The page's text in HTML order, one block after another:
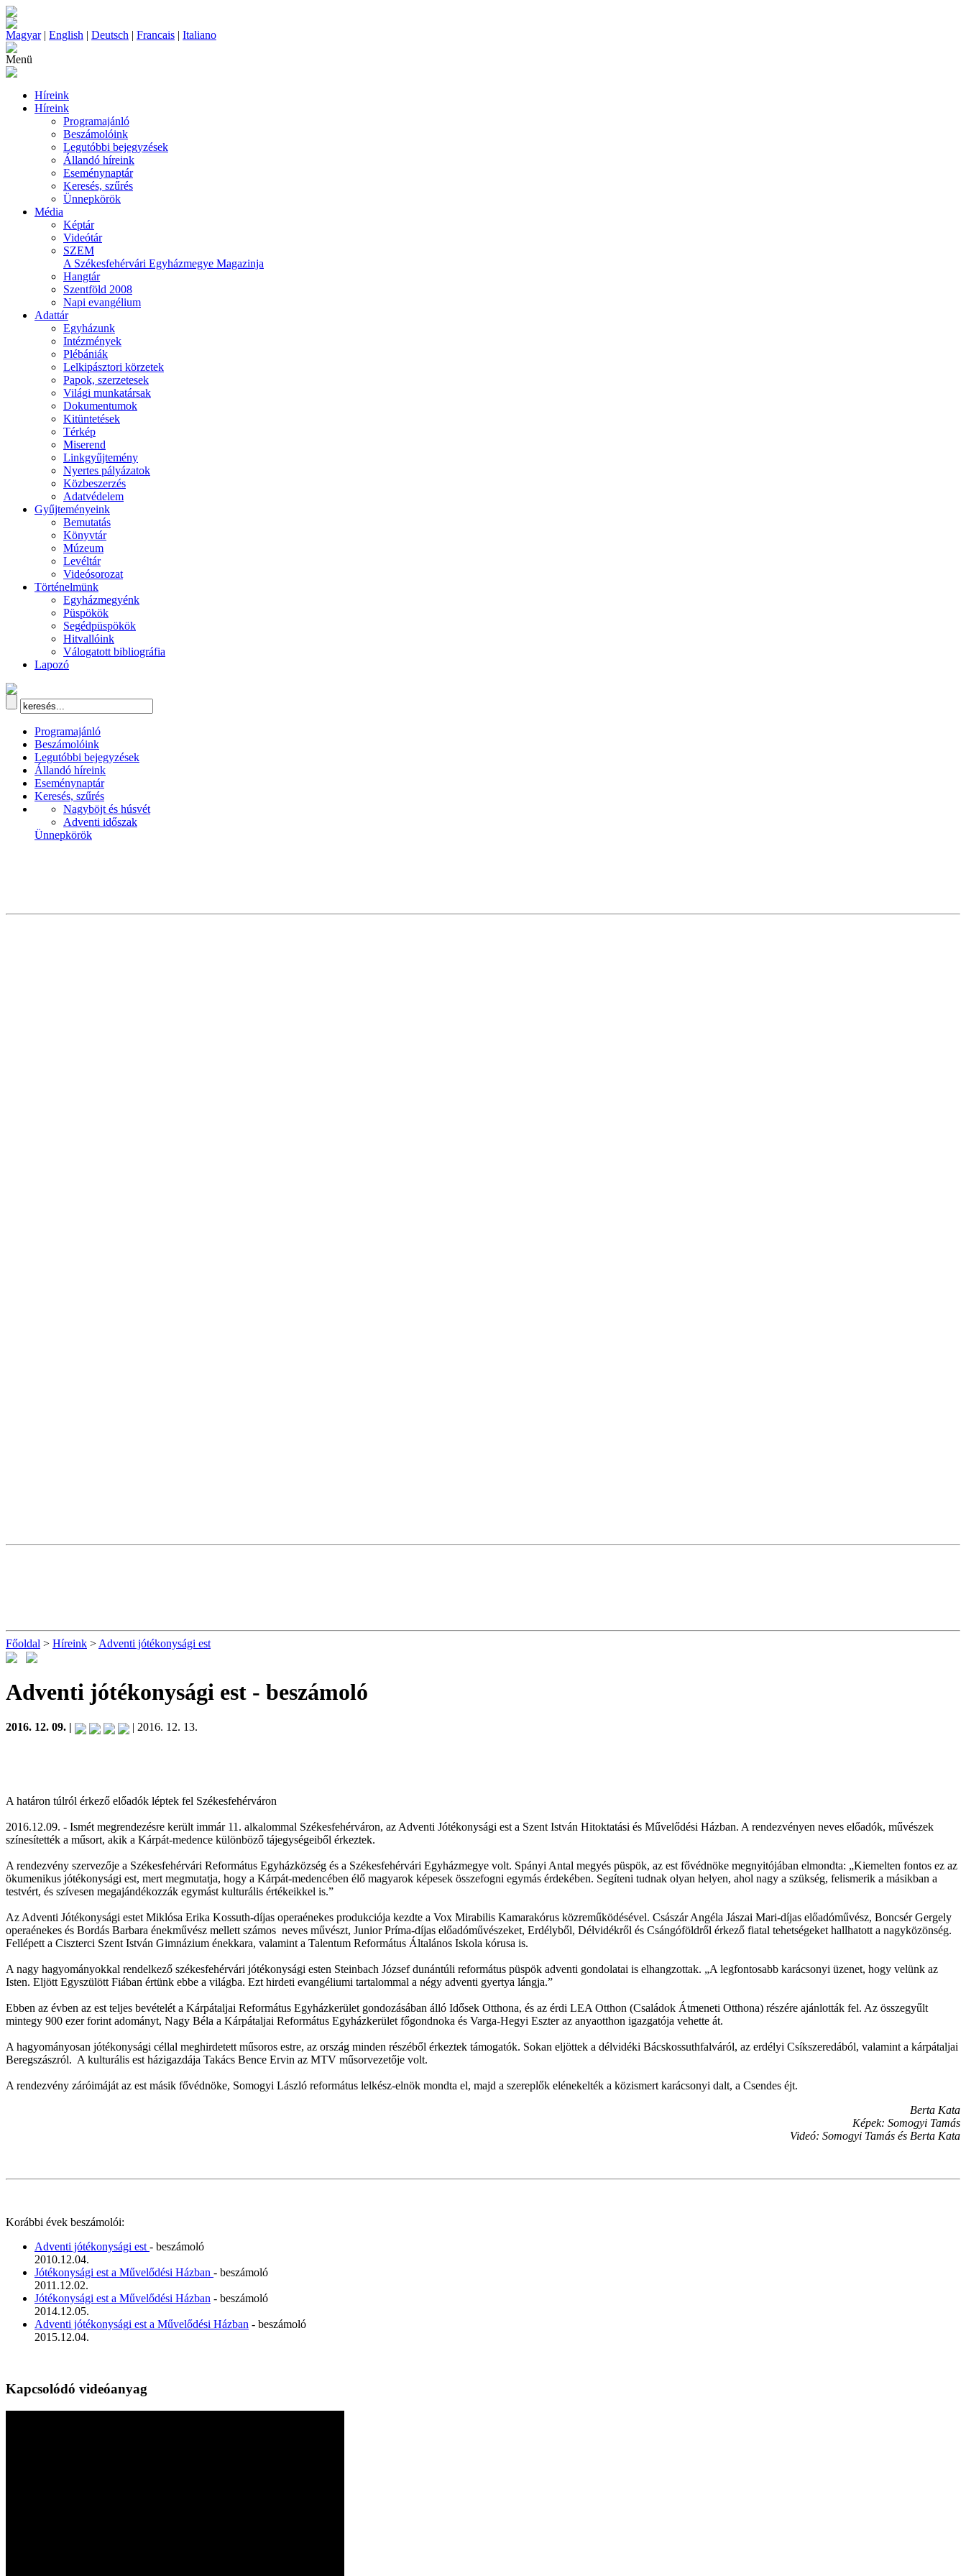
Magyar| English | Deutsch | Francais | Italiano
Menü
Híreink
Híreink
Programajánló
Beszámolóink
Legutóbbi bejegyzések
Állandó híreink
Eseménynaptár
Keresés, szűrés
Ünnepkörök
Média
Képtár
Videótár
SZEM
A Székesfehérvári Egyházmegye Magazinja
Hangtár
Szentföld 2008
Napi evangélium
Adattár
Egyházunk
Intézmények
Plébániák
Lelkipásztori körzetek
Papok, szerzetesek
Világi munkatársak
Dokumentumok
Kitüntetések
Térkép
Miserend
Linkgyűjtemény
Nyertes pályázatok
Közbeszerzés
Adatvédelem
Gyűjteményeink
Bemutatás
Könyvtár
Múzeum
Levéltár
Videósorozat
Történelmünk
Egyházmegyénk
Püspökök
Segédpüspökök
Hitvallóink
Válogatott bibliográfia
Lapozó
Programajánló
Beszámolóink
Legutóbbi bejegyzések
Állandó híreink
Eseménynaptár
Keresés, szűrés
Nagyböjt és húsvét
Adventi időszak
Ünnepkörök
Főoldal > Híreink > Adventi jótékonysági est
Adventi jótékonysági est - beszámoló
2016. 12. 09. | | 2016. 12. 13.
A határon túlról érkező előadók léptek fel Székesfehérváron
2016.12.09. - Ismét megrendezésre került immár 11. alkalommal Székesfehérváron, az Adventi Jótékonysági est a Szent István Hitoktatási és Művelődési Házban. A rendezvényen neves előadók, művészek
színesítették a műsort, akik a Kárpát-medence különböző tájegységeiből érkeztek.
A rendezvény szervezője a Székesfehérvári Református Egyházközség és a Székesfehérvári Egyházmegye volt. Spányi Antal megyés püspök, az est fővédnöke megnyitójában elmondta: „Kiemelten fontos ez az
ökumenikus jótékonysági est, mert megmutatja, hogy a Kárpát-medencében élő magyarok képesek összefogni egymás érdekében. Segíteni tudnak olyan helyen, ahol nagy a szükség, felismerik a másikban a
testvért, és szívesen megajándékozzák egymást kulturális értékeikkel is.”
Az Adventi Jótékonysági estet Miklósa Erika Kossuth-díjas operaénekes produkciója kezdte a Vox Mirabilis Kamarakórus közreműködésével. Császár Angéla Jászai Mari-díjas előadóművész, Boncsér Gergely
operaénekes és Bordás Barbara énekművész mellett számos neves művészt, Junior Príma-díjas előadóművészeket, Erdélyből, Délvidékről és Csángóföldről érkező fiatal tehetségeket hallhatott a nagyközönség.
Fellépett a Ciszterci Szent István Gimnázium énekkara, valamint a Talentum Református Általános Iskola kórusa is.
A nagy hagyományokkal rendelkező székesfehérvári jótékonysági esten Steinbach József dunántúli református püspök adventi gondolatai is elhangzottak. „A legfontosabb karácsonyi üzenet, hogy velünk az
Isten. Eljött Egyszülött Fiában értünk ebbe a világba. Ezt hirdeti evangéliumi tartalommal a négy adventi gyertya lángja.”
Ebben az évben az est teljes bevételét a Kárpátaljai Református Egyházkerület gondozásában álló Idősek Otthona, és az érdi LEA Otthon (Családok Átmeneti Otthona) részére ajánlották fel. Az összegyűlt
mintegy 900 ezer forint adományt, Nagy Béla a Kárpátaljai Református Egyházkerület főgondnoka és Varga-Hegyi Eszter az anyaotthon igazgatója vehette át.
A hagyományosan jótékonysági céllal meghirdetett műsoros estre, az ország minden részéből érkeztek támogatók. Sokan eljöttek a délvidéki Bácskossuthfalváról, az erdélyi Csíkszeredából, valamint a kárpátaljai
Beregszászról. A kulturális est házigazdája Takács Bence Ervin az MTV műsorvezetője volt.
A rendezvény záróimáját az est másik fővédnöke, Somogyi László református lelkész-elnök mondta el, majd a szereplők elénekelték a közismert karácsonyi dalt, a Csendes éjt.
Berta Kata
Képek: Somogyi Tamás
Videó: Somogyi Tamás és Berta Kata
Korábbi évek beszámolói:
Adventi jótékonysági est - beszámoló
2010.12.04.
Jótékonysági est a Művelődési Házban - beszámoló
2011.12.02.
Jótékonysági est a Művelődési Házban - beszámoló
2014.12.05.
Adventi jótékonysági est a Művelődési Házban - beszámoló
2015.12.04.
Kapcsolódó videóanyag